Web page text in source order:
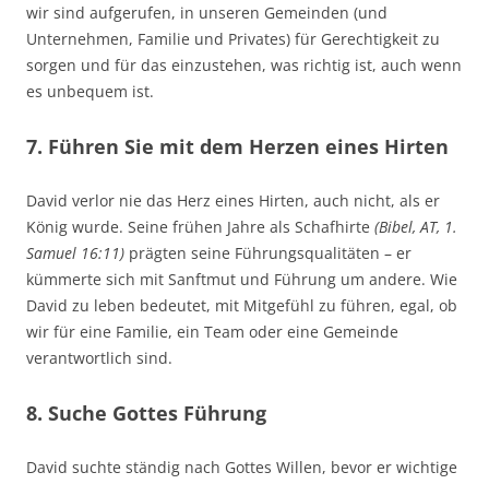
wir sind aufgerufen, in unseren Gemeinden (und
Unternehmen, Familie und Privates) für Gerechtigkeit zu
sorgen und für das einzustehen, was richtig ist, auch wenn
es unbequem ist.
7. Führen Sie mit dem Herzen eines Hirten
David verlor nie das Herz eines Hirten, auch nicht, als er
König wurde. Seine frühen Jahre als Schafhirte (Bibel, AT, 1.
Samuel 16:11) prägten seine Führungsqualitäten – er
kümmerte sich mit Sanftmut und Führung um andere. Wie
David zu leben bedeutet, mit Mitgefühl zu führen, egal, ob
wir für eine Familie, ein Team oder eine Gemeinde
verantwortlich sind.
8. Suche Gottes Führung
David suchte ständig nach Gottes Willen, bevor er wichtige